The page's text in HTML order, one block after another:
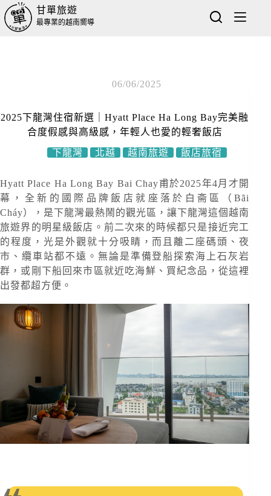
甘單旅遊
最專業的越南嚮導
06/06/2025
2025下龍灣住宿新選｜Hyatt Place Ha Long Bay完美融
合度假感與高級感，年輕人也愛的輕奢飯店
下龍灣
北越 越南旅遊 飯店旅宿
Hyatt Place Ha Long Bay Bai Chay甫於2025年4月才開
幕，全新的國際品牌飯店就座落於白斋區（Bãi
Cháy），是下龍灣最熱鬧的觀光區，讓下龍灣這個越南
旅遊界的明星級飯店。前二次來的時候都只是接近完工
的程度，光是外觀就十分吸睛，而且離二座碼頭、夜
市、纜車站都不遠。無論是準備登船探索海上石灰岩
群，或剛下船回來市區就近吃海鮮、買紀念品，從這裡
出發都超方便。